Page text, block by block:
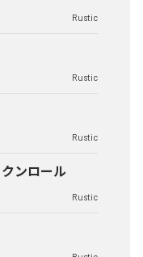
Rustic
Rustic
Rustic
ンロール
Rustic